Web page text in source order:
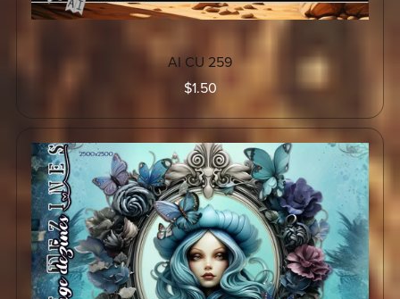
AI CU 259
$1.50